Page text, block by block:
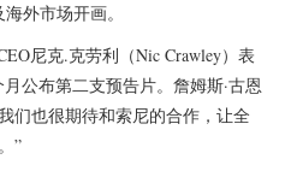
外市场开画。
尼克.克劳利（Nic Crawley）表
公布第二支预告片。詹姆斯·古恩
们也很期待和索尼的合作，让全
”